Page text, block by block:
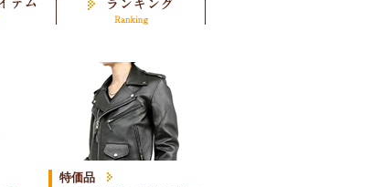
特価品